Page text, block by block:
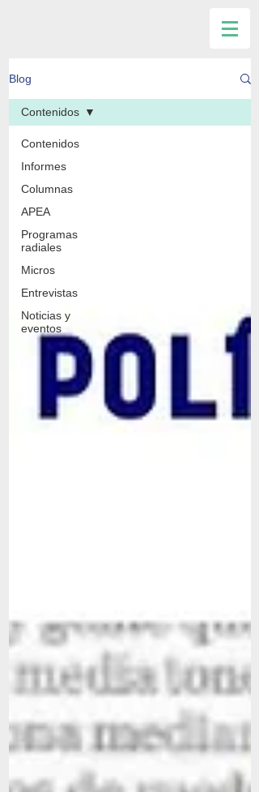
Blog
Contenidos
Informes
Columnas
APEA
Programas
radiales
Micros
Entrevistas
Noticias y
eventos
Contenidos